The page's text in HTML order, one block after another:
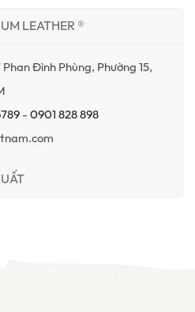
LEATHER ®
Phan Đình Phùng, Phường 15,
-0901 828 898